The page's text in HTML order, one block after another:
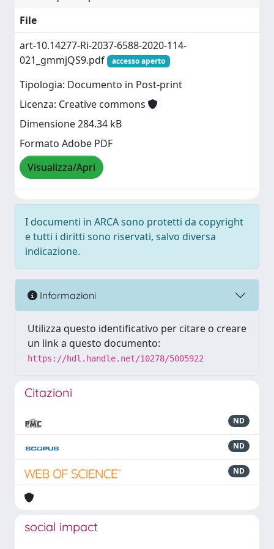
File
art-10.14277-Ri-2037-6588-2020-114-
021_gmmjQS9.pdf
accesso aperto
Tipologia: Documento in Post-print
Licenza: Creative commons
Dimensione 284.34 kB
Formato Adobe PDF
Visualizza/Apri
I documenti in ARCA sono protetti da copyright
e tutti i diritti sono riservati, salvo diversa
indicazione.
Informazioni
Utilizza questo identificativo per citare o creare
un link a questo documento:
https://hdl.handle.net/10278/5005922
Citazioni
ND
ND
ND
social impact